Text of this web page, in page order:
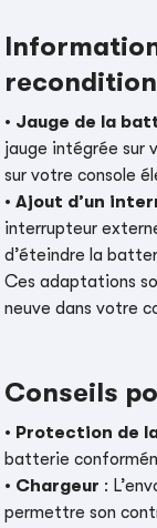
• Jauge de la
jauge intégrée sur
sur votre console
•Ajout d’un
interrupteur
d’éteindre la
Ces adaptations
neuve dans votre
Conseils
• Protection de
batterie
• Chargeur :
permettre son